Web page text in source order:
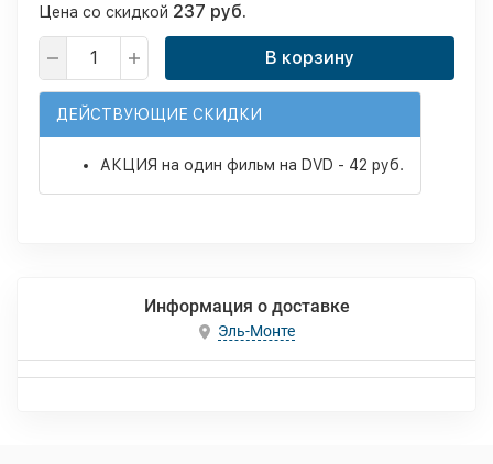
Цена со скидкой 237 руб.
В корзину
ДЕЙСТВУЮЩИЕ СКИДКИ
АКЦИЯ на один фильм на DVD - 42 руб.
Информация о доставке
Эль-Монте